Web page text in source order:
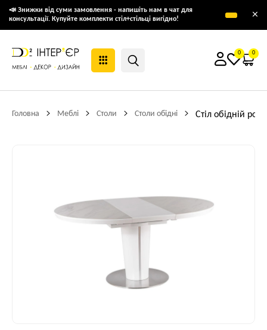
📣 Знижки від суми замовлення - напишіть нам в чат для
консультації. Купуйте комплекти стіл+стільці вигідно!
×
0 0
Головна Меблі Столи Столи обідні Стіл обідній